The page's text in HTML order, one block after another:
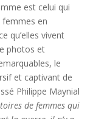
est celui qui
en
qu’elles vivent
photos et
le
et captivant de
Philippe Maynial
de femmes qui